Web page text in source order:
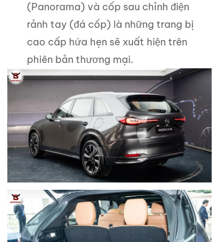
(Panorama) và cốp sau chỉnh điện
rảnh tay (đá cốp) là những trang bị
cao cấp hứa hẹn sẽ xuất hiện trên
phiên bản thương mại.